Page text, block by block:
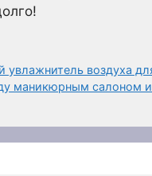
увлажнитель воздуха
маникюрным салоном и